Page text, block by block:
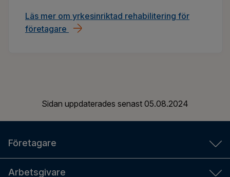
Läs mer om yrkesinriktad rehabilitering för
företagare
Sidan uppdaterades senast 05.08.2024
Företagare
Arbetsgivare